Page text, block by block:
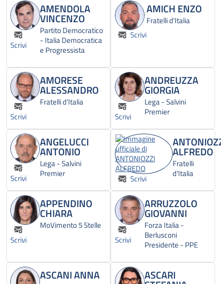
Scrivi
AMENDOLA
VINCENZO
Partito Democratico
- Italia Democratica
e Progressista
Scrivi
AMICH ENZO
Fratelli d'Italia
Scrivi
AMORESE
ALESSANDRO
Fratelli d'Italia
Scrivi
ANDREUZZA
GIORGIA
Lega - Salvini
Premier
Scrivi
ANGELUCCI
ANTONIO
Lega - Salvini
Premier
Scrivi
ALFREDO
Fratelli
d'Italia
Scrivi
APPENDINO
CHIARA
MoVimento 5 Stelle
Scrivi
ARRUZZOLO
GIOVANNI
Forza Italia -
Berlusconi
Presidente - PPE
ASCANI ANNA ASCARI